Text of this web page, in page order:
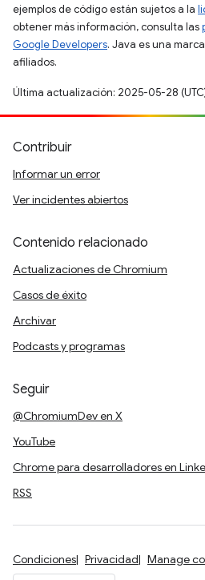
ejemplos de código están sujetos a la
obtener más información, consulta las
Google Developers. Java es una
afiliados.
Última actualización: 2025-05-28
Contribuir
Informar un error
Ver incidentes abiertos
Contenido relacionado
Actualizaciones de Chromium
Casos de éxito
Archivar
Podcasts y programas
Seguir
@ChromiumDev en X
YouTube
Chrome para desarrolladores en
RSS
Condiciones Privacidad Manage